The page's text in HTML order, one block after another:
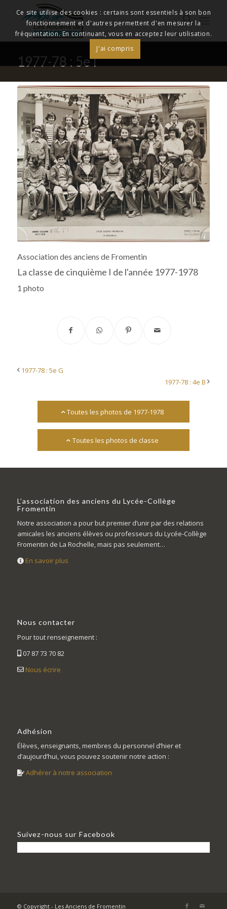
1977-78 : 5e I
Archives départementales 17
Association des anciens de Fromentin
La classe de cinquième I de l'année 1977-1978
1 photo
1977-78 : 5e G
1977-78 : 4e B
Toutes les photos de 1977-1978
Toutes les photos de classe
L’association des anciens du Lycée-Collège
Fromentin
Notre association a pour but premier d’unir par des relations
amicales les anciens élèves ou professeurs du Lycée-Collège
Fromentin de La Rochelle, mais pas seulement…
En savoir plus
Nous contacter
Pour tout renseignement :
07 87 73 70 82
Nous écrire
Adhésion
Élèves, enseignants, membres du personnel d’hier et
d’aujourd’hui, vous pouvez soutenir notre action :
Adhérer à notre association
Suivez-nous sur Facebook
© Copyright - Les Anciens de Fromentin
Ce site utilise des cookies : certains sont essentiels à son bon
fonctionnement et d'autres permettent d'en mesurer la
fréquentation. En continuant, vous en acceptez leur utilisation.
J'ai compris